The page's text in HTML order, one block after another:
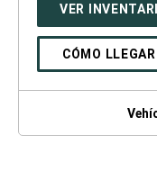
VER
CÓMO LLEGAR